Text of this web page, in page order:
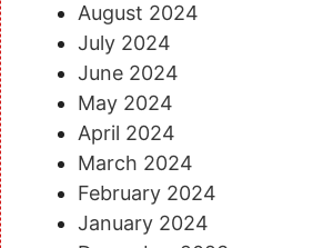
August 2024
July 2024
June 2024
May 2024
April 2024
March 2024
February 2024
January 2024